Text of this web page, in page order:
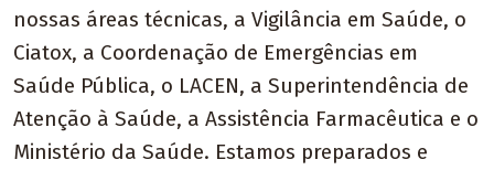
nossas áreas técnicas, a Vigilância em Saúde, o
Ciatox, a Coordenação de Emergências em
Saúde Pública, o LACEN, a Superintendência de
Atenção à Saúde, a Assistência Farmacêutica e o
Ministério da Saúde. Estamos preparados e